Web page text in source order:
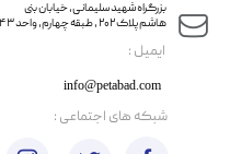
​ایمیل :
info@petabad.com
​​بزرگراه شهید سلیمانی، خیابان بنی
هاشم پلاک ۲۰۲ ، طبقه چهارم، واحد ۴۳
​شبکه های اجتماعی :